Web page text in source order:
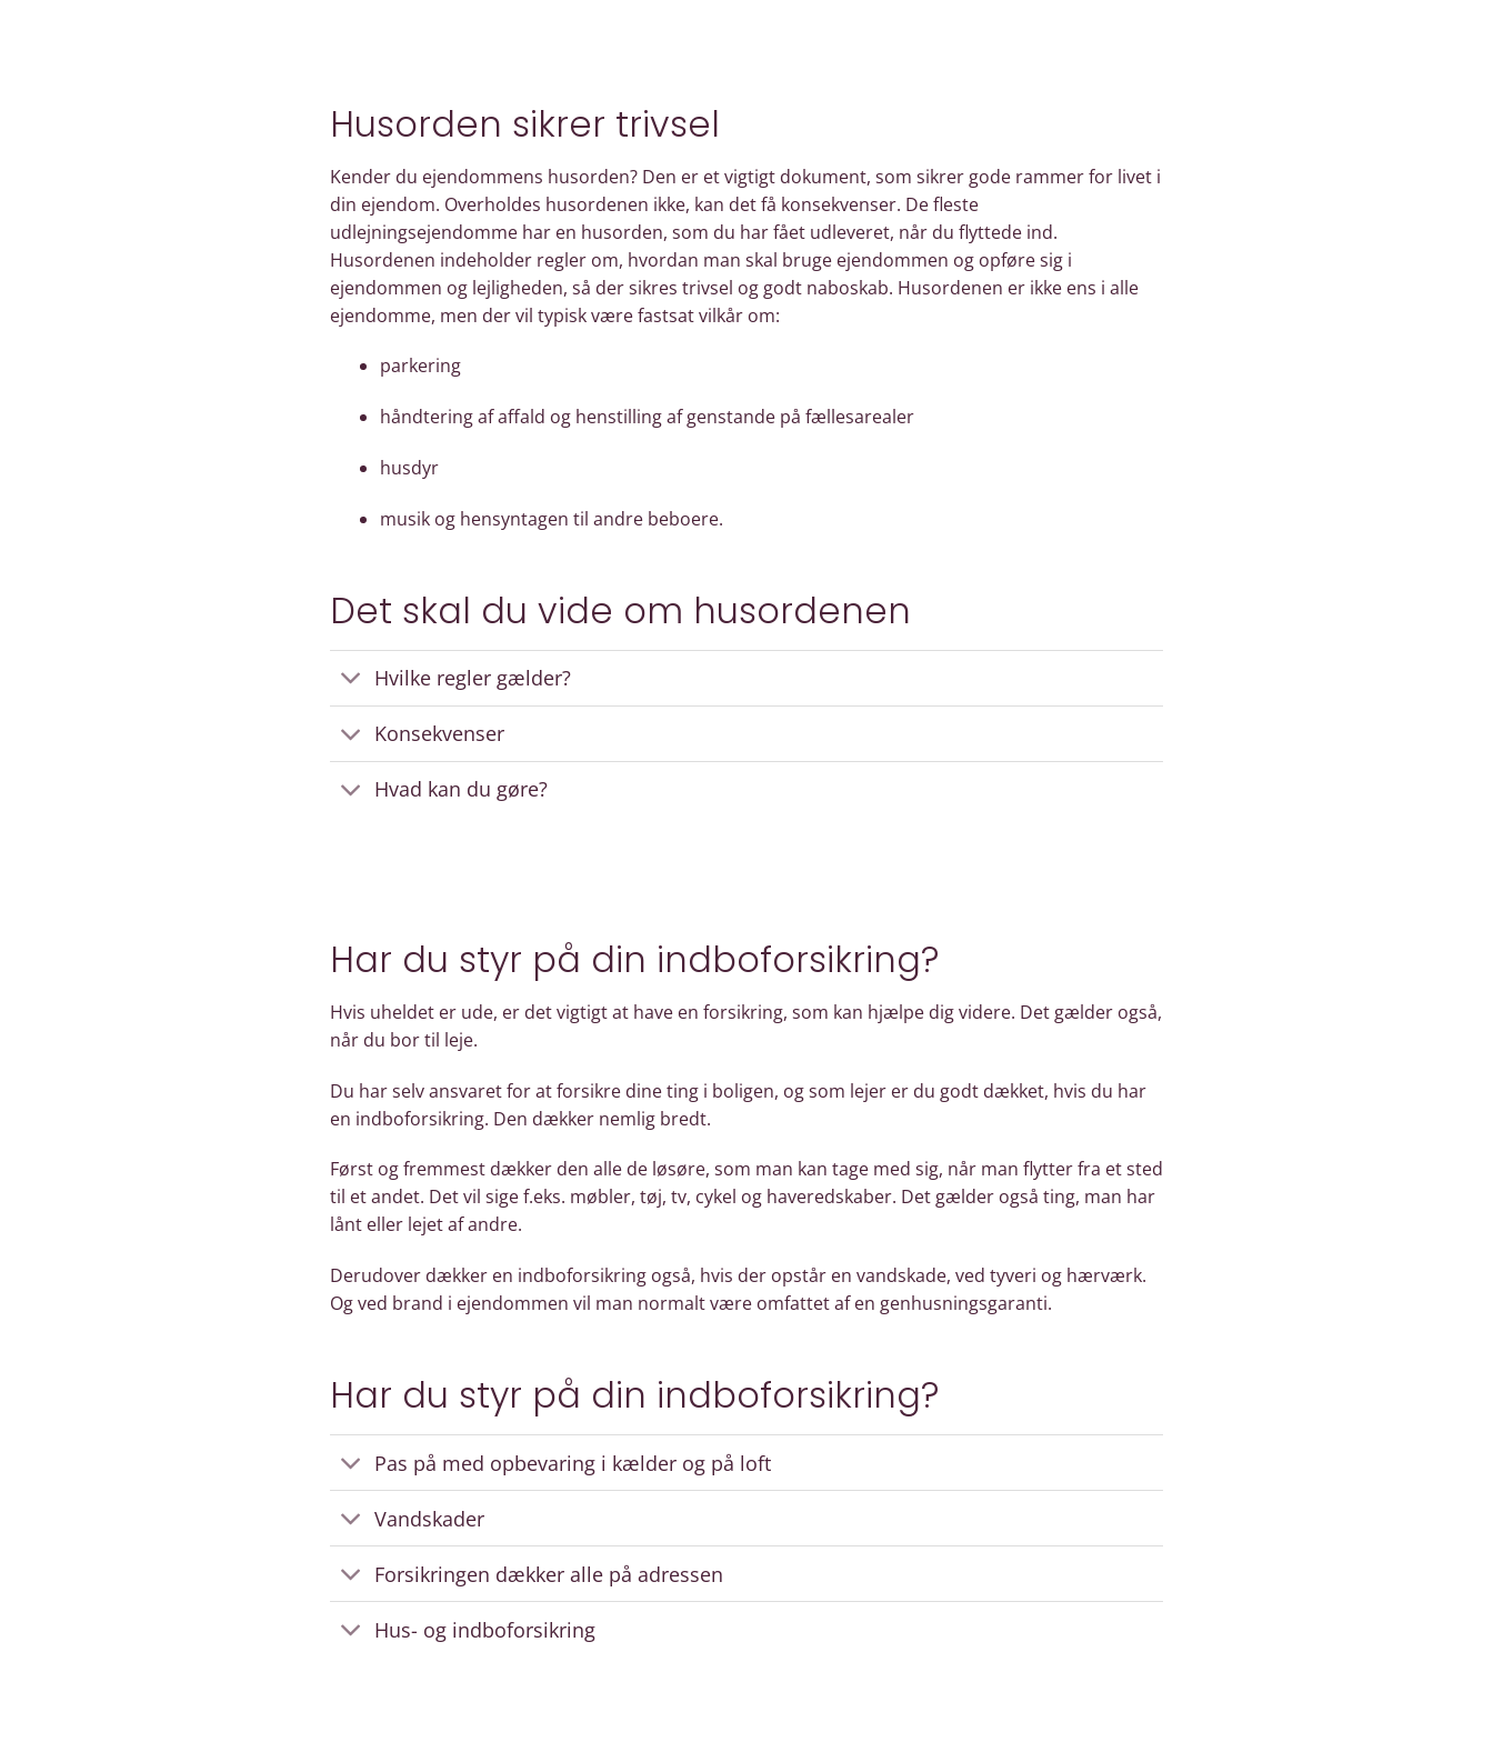
Husorden sikrer trivsel
Kender du ejendommens husorden? Den er et vigtigt dokument, som sikrer gode rammer for livet i
din ejendom. Overholdes husordenen ikke, kan det få konsekvenser. De fleste
udlejningsejendomme har en husorden, som du har fået udleveret, når du flyttede ind.
Husordenen indeholder regler om, hvordan man skal bruge ejendommen og opføre sig i
ejendommen og lejligheden, så der sikres trivsel og godt naboskab. Husordenen er ikke ens i alle
ejendomme, men der vil typisk være fastsat vilkår om:
parkering
håndtering af affald og henstilling af genstande på fællesarealer
husdyr
musik og hensyntagen til andre beboere.
Det skal du vide om husordenen
Hvilke regler gælder?
Konsekvenser
Hvad kan du gøre?
Har du styr på din indboforsikring?
Hvis uheldet er ude, er det vigtigt at have en forsikring, som kan hjælpe dig videre. Det gælder også,
når du bor til leje.
Du har selv ansvaret for at forsikre dine ting i boligen, og som lejer er du godt dækket, hvis du har
en indboforsikring. Den dækker nemlig bredt.
Først og fremmest dækker den alle de løsøre, som man kan tage med sig, når man flytter fra et sted
til et andet. Det vil sige f.eks. møbler, tøj, tv, cykel og haveredskaber. Det gælder også ting, man har
lånt eller lejet af andre.
Derudover dækker en indboforsikring også, hvis der opstår en vandskade, ved tyveri og hærværk.
Og ved brand i ejendommen vil man normalt være omfattet af en genhusningsgaranti.
Har du styr på din indboforsikring?
Pas på med opbevaring i kælder og på loft
Vandskader
Forsikringen dækker alle på adressen
Hus- og indboforsikring